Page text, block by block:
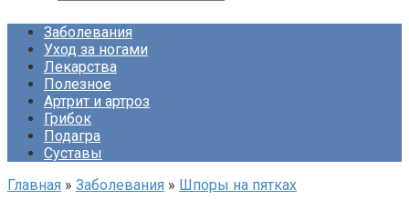
Заболевания
Уход за ногами
Лекарства
Полезное
Артрит и артроз
Грибок
Подагра
Суставы
Главная » Заболевания » Шпоры на пятках